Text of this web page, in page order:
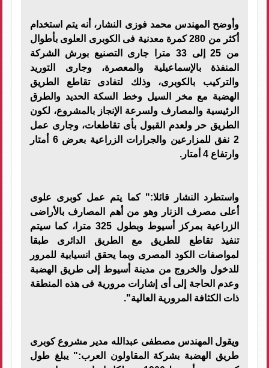
وأوضح المهندس محمد فوزى النشار، أنه يتم استخدام
أكثر من 280 كمرة معدنية فى الكوبرى العلوى بأطوال
من 25 إلى 33 مترا جارى التصنيع بورش الشركة
المنفذة بالإسماعيلية والمعصرة، وجارى التوريد
والتركيب بالكوبرى، وذلك لتفادى تقاطع الطريق
الهضبة مع مخر السيل وخط السكة الحديد والطرق
الرئيسية والمصارف ولسرعة الإنجاز بالمشروع، لكون
الطريق حر ولعدم القبول بأى تقاطعات، وجارى عمل
2 نفق للمزارعين والجرارات الزراعية بعرض 6 أمتار
وارتفاع 4 أمتار.
واستطرد النشار قائلا:" كما يتم عمل كوبرى علوى
أعلى مصرف الزنار وهو من أهم المصارف بالأراضى
الزراعية بمركز أسيوط وبطول 325 مترا، كما سيتم
تنفيذ تقاطع للطريق مع الطريق الدائرى طبقا
لمواصفات الكود المصرى وبما يحقق انسيابية للمرور
للدخول والخروج من مدينة أسيوط إلى طريق الهضبة
وعدم الحاجة إلى أى إشارات مرورية فى هذه المنطقة
ذات الكثافة المرورية العالية".
ويقول المهندس مصطفى عبدالله مدير مشروع كوبرى
طريق الهضبة بشركة المقاولون العرب:" يبلغ طول